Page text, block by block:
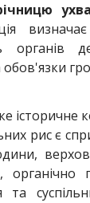
органів
історичне
рис є